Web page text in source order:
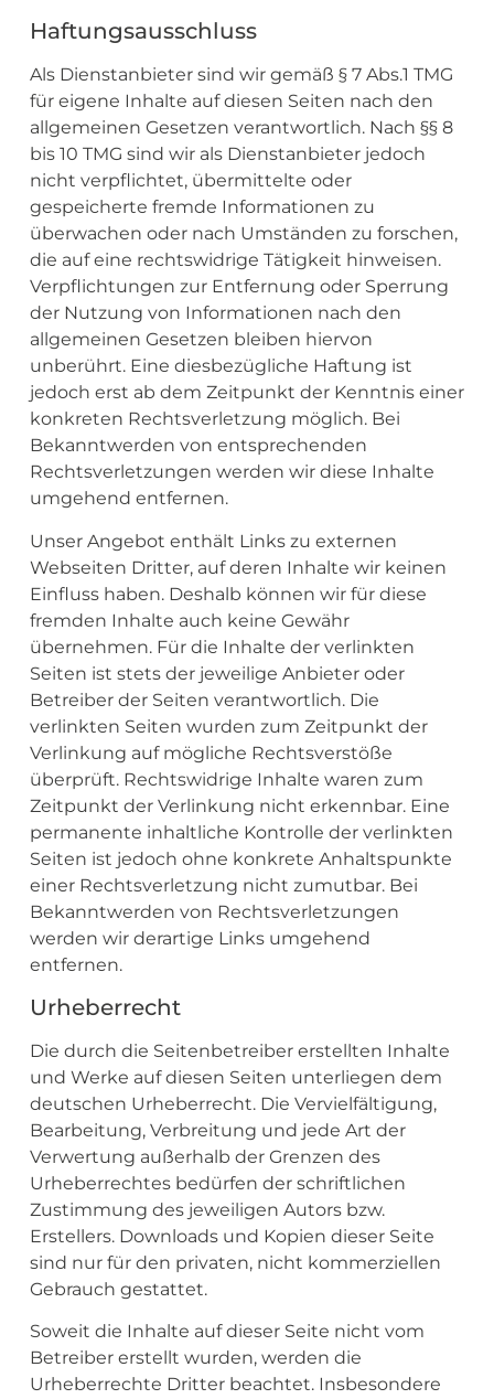
Haftungsausschluss
Als Dienstanbieter sind wir gemäß § 7 Abs.1 TMG
für eigene Inhalte auf diesen Seiten nach den
allgemeinen Gesetzen verantwortlich. Nach §§ 8
bis 10 TMG sind wir als Dienstanbieter jedoch
nicht verpflichtet, übermittelte oder
gespeicherte fremde Informationen zu
überwachen oder nach Umständen zu forschen,
die auf eine rechtswidrige Tätigkeit hinweisen.
Verpflichtungen zur Entfernung oder Sperrung
der Nutzung von Informationen nach den
allgemeinen Gesetzen bleiben hiervon
unberührt. Eine diesbezügliche Haftung ist
jedoch erst ab dem Zeitpunkt der Kenntnis einer
konkreten Rechtsverletzung möglich. Bei
Bekanntwerden von entsprechenden
Rechtsverletzungen werden wir diese Inhalte
umgehend entfernen.
Unser Angebot enthält Links zu externen
Webseiten Dritter, auf deren Inhalte wir keinen
Einfluss haben. Deshalb können wir für diese
fremden Inhalte auch keine Gewähr
übernehmen. Für die Inhalte der verlinkten
Seiten ist stets der jeweilige Anbieter oder
Betreiber der Seiten verantwortlich. Die
verlinkten Seiten wurden zum Zeitpunkt der
Verlinkung auf mögliche Rechtsverstöße
überprüft. Rechtswidrige Inhalte waren zum
Zeitpunkt der Verlinkung nicht erkennbar. Eine
permanente inhaltliche Kontrolle der verlinkten
Seiten ist jedoch ohne konkrete Anhaltspunkte
einer Rechtsverletzung nicht zumutbar. Bei
Bekanntwerden von Rechtsverletzungen
werden wir derartige Links umgehend
entfernen.
Urheberrecht
Die durch die Seitenbetreiber erstellten Inhalte
und Werke auf diesen Seiten unterliegen dem
deutschen Urheberrecht. Die Vervielfältigung,
Bearbeitung, Verbreitung und jede Art der
Verwertung außerhalb der Grenzen des
Urheberrechtes bedürfen der schriftlichen
Zustimmung des jeweiligen Autors bzw.
Erstellers. Downloads und Kopien dieser Seite
sind nur für den privaten, nicht kommerziellen
Gebrauch gestattet.
Soweit die Inhalte auf dieser Seite nicht vom
Betreiber erstellt wurden, werden die
Urheberrechte Dritter beachtet. Insbesondere